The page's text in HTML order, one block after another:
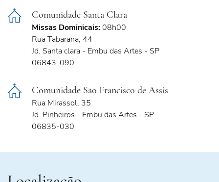
Comunidade Santa Clara
Missas Dominicais: 08h00
Rua Tabarana, 44
Jd. Santa clara - Embu das Artes - SP
06843-090
Comunidade São Francisco de Assis
Rua Mirassol, 35
Jd. Pinheiros - Embu das Artes - SP
06835-030